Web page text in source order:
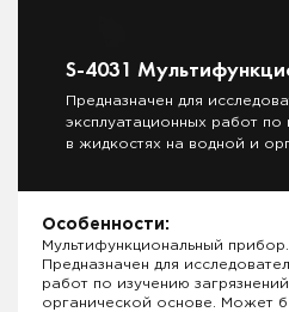
S-4031
Предназначен для
эксплуатационных работ по
в жидкостях на водной и
Особенности:
Мультифункциональный прибор.
Предназначен для
работ по изучению
органической основе. Может